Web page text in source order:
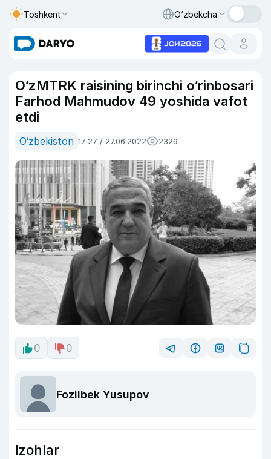
Toshkent O‘zbekcha
O‘zMTRK raisining birinchi o‘rinbosari
Farhod Mahmudov 49 yoshida vafot
etdi
O‘zbekiston 17:27 / 27.06.2022 2329
0 0
Fozilbek Yusupov
Izohlar